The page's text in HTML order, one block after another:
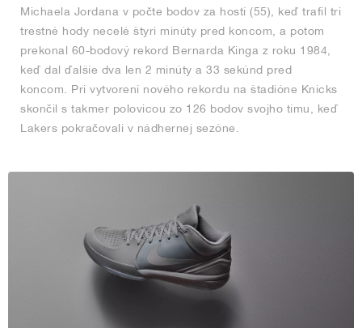
Michaela Jordana v počte bodov za hostí (55), keď trafil tri
trestné hody necelé štyri minúty pred koncom, a potom
prekonal 60-bodový rekord Bernarda Kinga z roku 1984,
keď dal ďalšie dva len 2 minúty a 33 sekúnd pred
koncom. Pri vytvorení nového rekordu na štadióne Knicks
skončil s takmer polovicou zo 126 bodov svojho tímu, keď
Lakers pokračovali v nádhernej sezóne.